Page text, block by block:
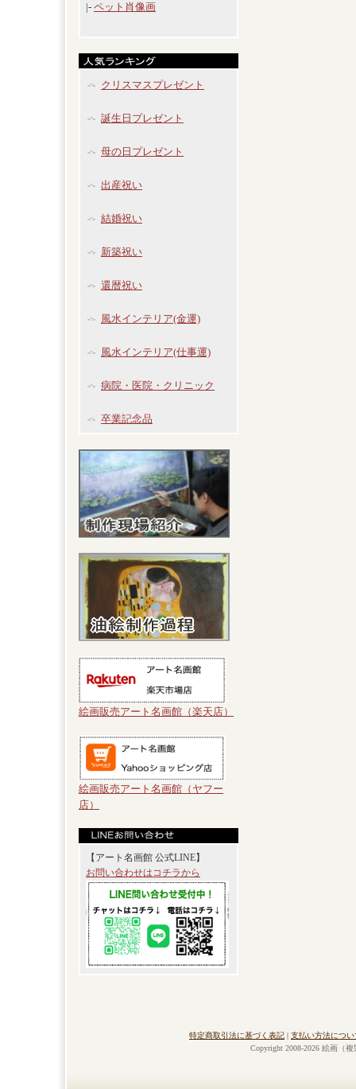
|- ペット肖像画
クリスマスプレゼント
誕生日プレゼント
母の日プレゼント
出産祝い
結婚祝い
新築祝い
還暦祝い
風水インテリア(金運)
風水インテリア(仕事運)
病院・医院・クリニック
卒業記念品
絵画販売アート名画館（楽天店）
絵画販売アート名画館（ヤフー
店）
【アート名画館 公式LINE】
お問い合わせはコチラから
特定商取引法に基づく表記 | 支払い方法につい
Copyright 2008-2026 絵画（